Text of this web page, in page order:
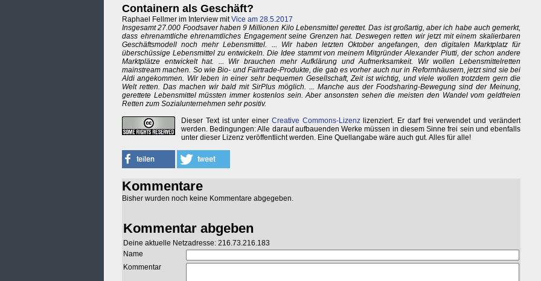
Containern als Geschäft?
Raphael Fellmer im Interview mitVice am 28.5.2017
Insgesamt 27.000 Foodsaver haben 9 Millionen Kilo Lebensmittel gerettet. Das ist großartig, aber ich habe auch gemerkt,
dass ehrenamtliche ehrenamtliches Engagement seine Grenzen hat. Deswegen retten wir jetzt mit einem skalierbaren
Geschäftsmodell noch mehr Lebensmittel. ... Wir haben letzten Oktober angefangen, den digitalen Marktplatz für
überschüssige Lebensmittel zu entwickeln. Die Idee stammt von meinem Mitgründer Alexander Piutti, der schon andere
Marktplätze entwickelt hat. ... Wir brauchen mehr Aufklärung und Aufmerksamkeit. Wir wollen Lebensmittelretten
mainstream machen. So wie Bio- und Fairtrade-Produkte, die gab es vorher auch nur in Reformhäusern, jetzt sind sie bei
Aldi angekommen. Wir leben in einer sehr bequemen Gesellschaft, Zeit ist wichtig, und viele wollen trotzdem gern die
Welt retten. Das machen wir bald mit SirPlus möglich. ... Manche aus der Foodsharing-Bewegung sind der Meinung,
gerettete Lebensmittel müssten immer kostenlos sein. Aber ansonsten sehen die meisten den Wandel vom geldfreien
Retten zum Sozialunternehmen sehr positiv.
Dieser Text ist unter einer Creative Commons-Lizenzlizenziert. Er darf frei verwendet und verändert
werden. Bedingungen: Alle darauf aufbauenden Werke müssen in diesem Sinne frei sein und ebenfalls
unter dieser Lizenz veröffentlicht werden. Eine Quellangabe wäre auch gut. Alles für alle!
Kommentare
Bisher wurden noch keine Kommentare abgegeben.
Kommentar abgeben
Deine aktuelle Netzadresse: 216.73.216.183
Name
Kommentar